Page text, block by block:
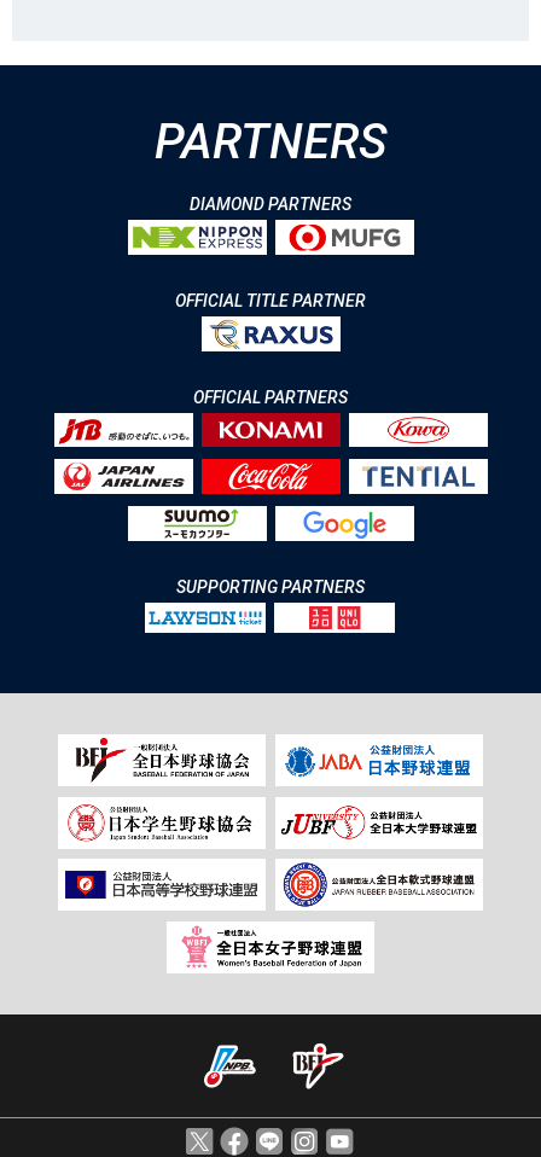
PARTNERS
DIAMOND PARTNERS
OFFICIAL TITLE PARTNER
OFFICIAL PARTNERS
SUPPORTING PARTNERS